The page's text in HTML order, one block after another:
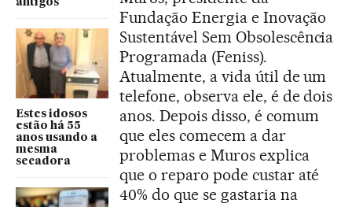
antigos
Estes idosos
estão há 55
anos usando a
mesma
secadora
Fundação Energia e Inovação
Sustentável Sem Obsolescência
Programada (Feniss).
Atualmente, a vida útil de um
telefone, observa ele, é de dois
anos. Depois disso, é comum
que eles comecem a dar
problemas e Muros explica
que o reparo pode custar até
40% do que se gastaria na